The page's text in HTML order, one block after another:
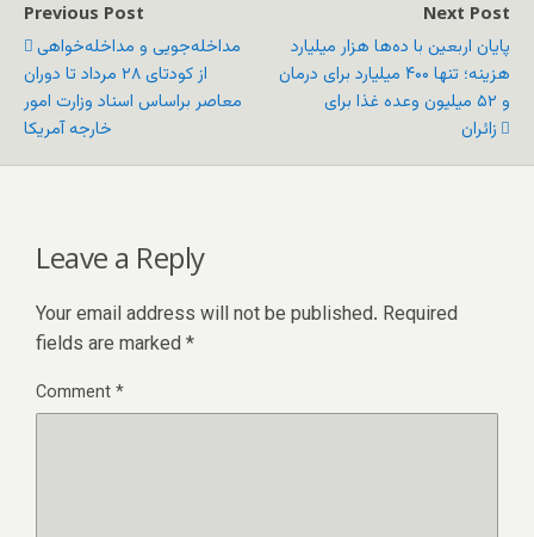
Previous Post
مداخله‌جویی و مداخله‌خواهی
از کودتای ۲۸ مرداد تا دوران
معاصر براساس اسناد وزارت امور
خارجه آمریکا
Next Post
پایان اربعین با ده‌ها هزار میلیارد
هزینه؛ تنها ۴۰۰ میلیارد برای درمان
و ۵۲ میلیون وعده غذا برای
زائران
Leave a Reply
Your email address will not be published. Required
fields are marked *
Comment*